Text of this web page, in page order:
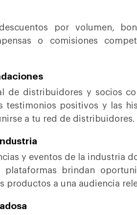
por volumen,
o comisiones
de distribuidores y socios
testimonios positivos y las
a tu red de distribuidores.
y eventos de la industria
brindan
productos a una audiencia